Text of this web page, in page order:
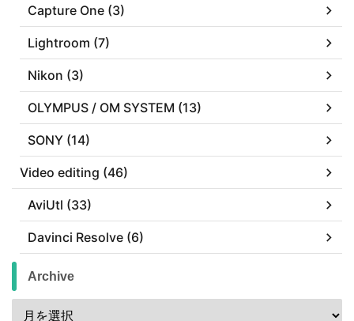
Capture One (3)
Lightroom (7)
Nikon (3)
OLYMPUS / OM SYSTEM (13)
SONY (14)
Video editing (46)
AviUtl (33)
Davinci Resolve (6)
Archive